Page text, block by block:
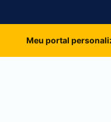
Meu portal